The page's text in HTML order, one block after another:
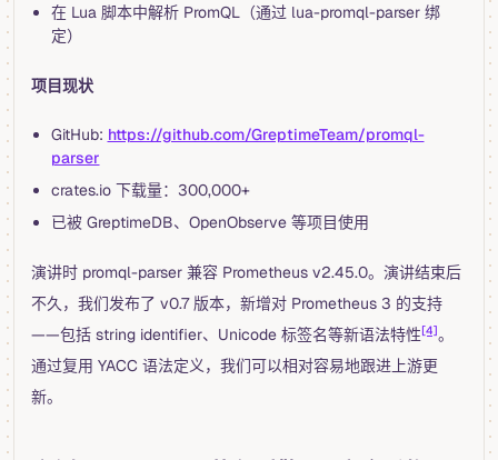
在 Lua 脚本中解析 PromQL（通过 lua-promql-parser 绑
定）
项目现状
GitHub: https://github.com/GreptimeTeam/promql-
parser
crates.io 下载量：300,000+
已被 GreptimeDB、OpenObserve 等项目使用
演讲时 promql-parser 兼容 Prometheus v2.45.0。演讲结束后
不久，我们发布了 v0.7 版本，新增对 Prometheus 3 的支持
——包括 string identifier、Unicode 标签名等新语法特性[4]。
通过复用 YACC 语法定义，我们可以相对容易地跟进上游更
新。